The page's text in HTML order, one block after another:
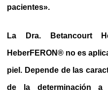
pacientes».
La Dra. Betancourt
HeberFERON® no es
piel. Depende de las
de la determinación